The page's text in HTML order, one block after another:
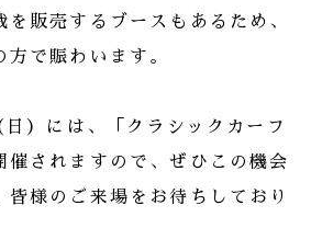
を販売するブースもあるため、
で賑わいます。
）には、「クラシックカーフ
催されますので、ぜひこの機会
皆様のご来場をお待ちしており